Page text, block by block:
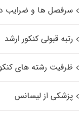
سرفصل ها و ضرایب
رتبه قبولی کنکور ارشد
ظرفیت رشته های
پزشکی از لیسانس